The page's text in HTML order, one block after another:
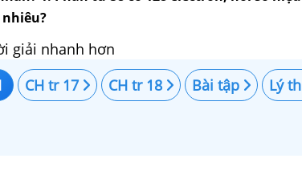
giải nhanh hơn
CH tr 17 CH tr 18 Bài tập Lý